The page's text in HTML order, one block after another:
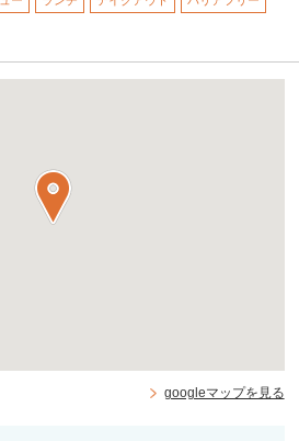
googleマップを見る